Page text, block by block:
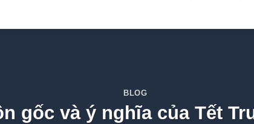
BLOG
gốc và ý nghĩa của Tết